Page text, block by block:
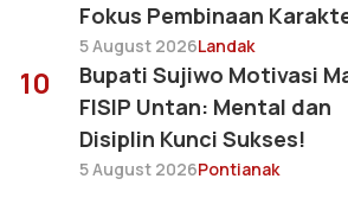
Fokus Pembinaan
5 August 2026Landak
10
Bupati Sujiwo Motivasi
FISIP Untan: Mental dan
Disiplin Kunci Sukses!
5 August 2026Pontianak